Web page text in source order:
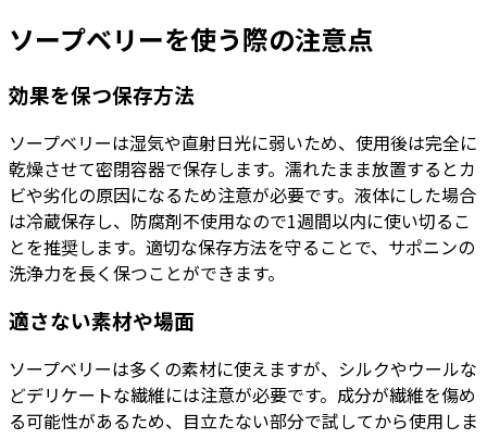
ソープベリーを使う際の注意点
効果を保つ保存方法
ソープベリーは湿気や直射日光に弱いため、使用後は完全に
乾燥させて密閉容器で保存します。濡れたまま放置するとカ
ビや劣化の原因になるため注意が必要です。液体にした場合
は冷蔵保存し、防腐剤不使用なので1週間以内に使い切るこ
とを推奨します。適切な保存方法を守ることで、サポニンの
洗浄力を長く保つことができます。
適さない素材や場面
ソープベリーは多くの素材に使えますが、シルクやウールな
どデリケートな繊維には注意が必要です。成分が繊維を傷め
る可能性があるため、目立たない部分で試してから使用しま